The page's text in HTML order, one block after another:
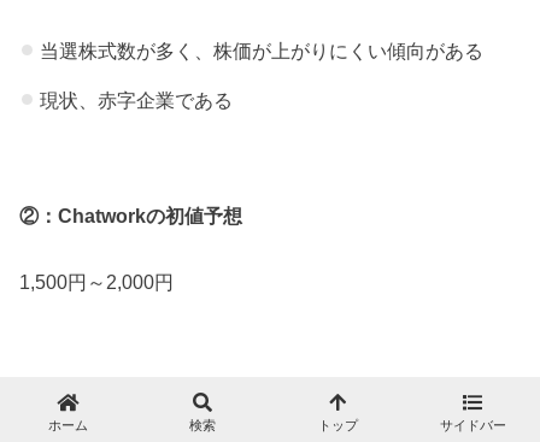
当選株式数が多く、株価が上がりにくい傾向がある
現状、赤字企業である
②：Chatworkの初値予想
1,500円～2,000円
ホーム 検索 トップ サイドバー